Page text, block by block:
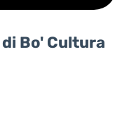
Bo' Cultura